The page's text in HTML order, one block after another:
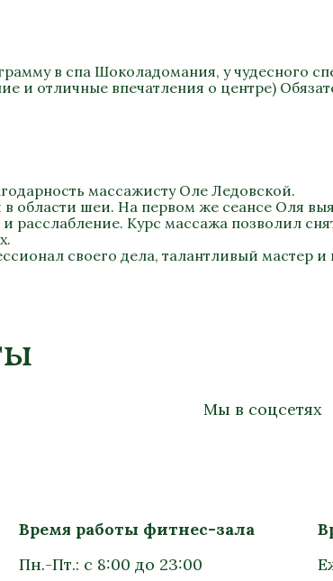
в спа Шоколадомания, у чудесного
и отличные впечатления о центре)
массажисту Оле Ледовской.
области шеи. На первом же сеансе Оля
и расслабление. Курс массажа позволил
своего дела, талантливый мастер
Мы в соцсетях
Время работы фитнес-зала
Пн.-Пт.: с 8:00 до 23:00